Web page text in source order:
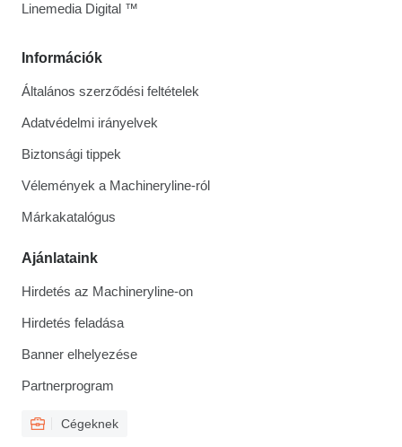
Információk
Általános szerződési feltételek
Adatvédelmi irányelvek
Biztonsági tippek
Vélemények a Machineryline-ról
Márkakatalógus
Ajánlataink
Hirdetés az Machineryline-on
Hirdetés feladása
Banner elhelyezése
Partnerprogram
Cégeknek
Linemedia Digital ™